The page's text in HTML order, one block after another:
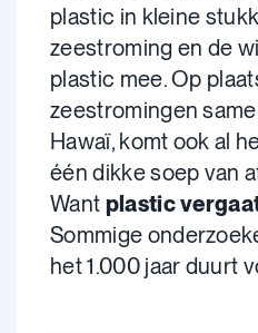
plastic in kleine
zeestroming en de
plastic mee. Op
zeestromingen
Hawaï, komt ook al
één dikke soep van
Want plastic
Sommige
het 1.000 jaar duurt